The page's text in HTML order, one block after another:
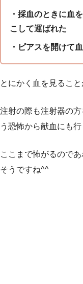
・採血のときに血
こして運ばれた
・ピアスを開けて
とにかく血を見ること
注射の際も注射器の
う恐怖から献血にも
ここまで怖がるので
そうですね^^